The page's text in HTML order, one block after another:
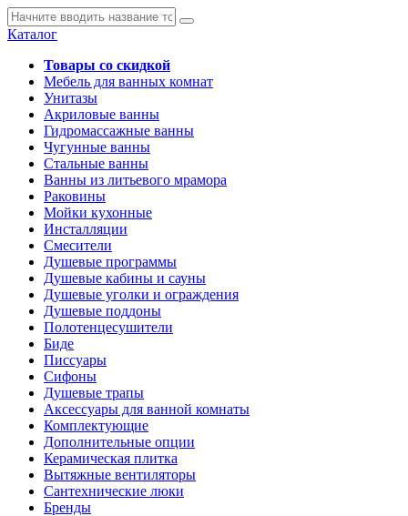
Каталог
Товары со скидкой
Мебель для ванных комнат
Унитазы
Акриловые ванны
Гидромассажные ванны
Чугунные ванны
Стальные ванны
Ванны из литьевого мрамора
Раковины
Мойки кухонные
Инсталляции
Смесители
Душевые программы
Душевые кабины и сауны
Душевые уголки и ограждения
Душевые поддоны
Полотенцесушители
Биде
Писсуары
Сифоны
Душевые трапы
Аксессуары для ванной комнаты
Комплектующие
Дополнительные опции
Керамическая плитка
Вытяжные вентиляторы
Сантехнические люки
Бренды